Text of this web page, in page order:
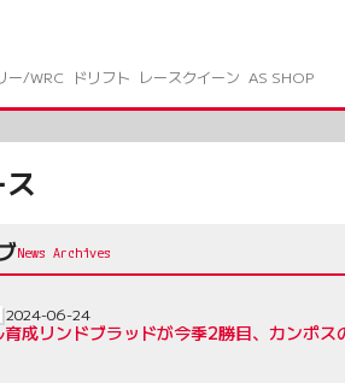
ー/WRC
ドリフト レースクイーン AS SHOP
成リンドブラッドが今季2勝目、カンポ
2024-06-24